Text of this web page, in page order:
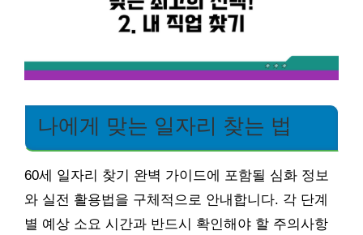
나에게 맞는 일자리 찾는 법
60세 일자리 찾기 완벽 가이드에 포함될 심화 정보
와 실전 활용법을 구체적으로 안내합니다. 각 단계
별 예상 소요 시간과 반드시 확인해야 할 주의사항